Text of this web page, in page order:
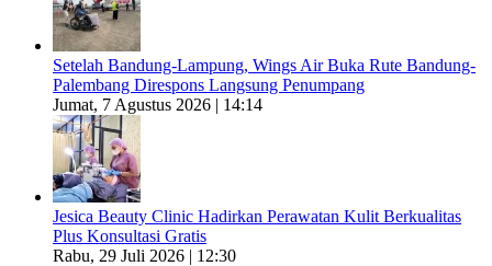
Setelah Bandung-Lampung, Wings Air Buka Rute Bandung-
Palembang Direspons Langsung Penumpang
Jumat, 7 Agustus 2026 | 14:14
Jesica Beauty Clinic Hadirkan Perawatan Kulit Berkualitas
Plus Konsultasi Gratis
Rabu, 29 Juli 2026 | 12:30